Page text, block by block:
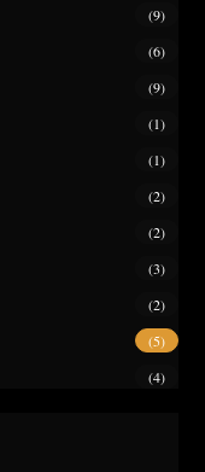
(9)
(6)
(9)
(1)
(1)
(2)
(2)
(3)
(2)
(5)
(4)